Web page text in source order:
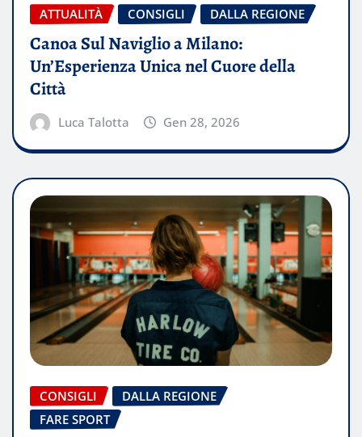
ATTUALITÀ CONSIGLI DALLA REGIONE
Canoa Sul Naviglio a Milano:
Un’Esperienza Unica nel Cuore della
Città
Luca Talotta Gen 28, 2026
CONSIGLI
DALLA REGIONE
FARE SPORT